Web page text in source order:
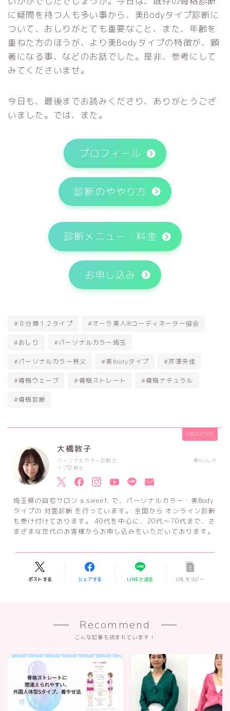
に疑問を持つ人も多い事から、美Bodyタイプ診断に
ついて、おしりがとても重要なこと、また、年齢を
重ねた方のほうが、より美Bodyタイプの特徴が、顕
著になる事、などのお話でした。是非、参考にして
みてくださいませ。
今日も、最後までお読みくださり、ありがとうござ
いました。では、また。
プロフィール
診断のややり方
診断メニュー・料金
お申し込み
#８分類１２タイプ #オーラ美人®コーディネーター協会
#おしり #パーソナルカラー埼玉
#パーソナルカラー秩父 #美Bodyタイプ #芹澤央佳
#骨格ウェーブ #骨格ストレート #骨格ナチュラル
#骨格診断
ABOUT ME
大橋敦子
パーソナルカラー診断士 美Bodyタ
イプ診断士
埼玉県の自宅サロン a.sweet. で、パーソナルカラー・美Body
タイプの 対面診断 を行っています。 全国から オンライン診断
も受け付けております。 40代を中心に、20代～70代まで、さ
まざまな世代のお客様からお申し込みをいただいております。
ポストする シェアする LINEで送る URLをコピー
Recommend
こんな記事も読まれています！